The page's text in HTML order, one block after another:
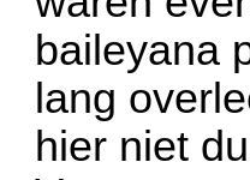
baileyana
lang
hier niet